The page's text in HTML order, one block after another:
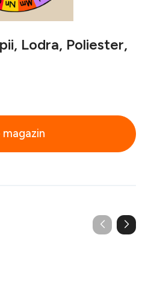
Lodra, Poliester,
magazin